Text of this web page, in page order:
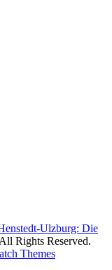
Ulzburg: Die
Rights Reserved.
Themes